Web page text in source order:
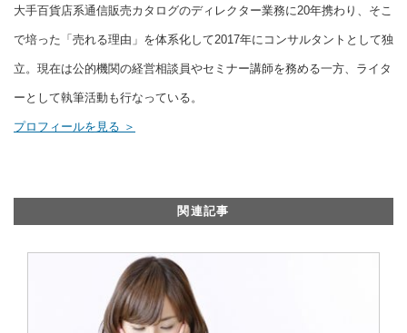
大手百貨店系通信販売カタログのディレクター業務に20年携わり、そこ
で培った「売れる理由」を体系化して2017年にコンサルタントとして独
立。現在は公的機関の経営相談員やセミナー講師を務める一方、ライタ
ーとして執筆活動も行なっている。
プロフィールを見る ＞
関連記事